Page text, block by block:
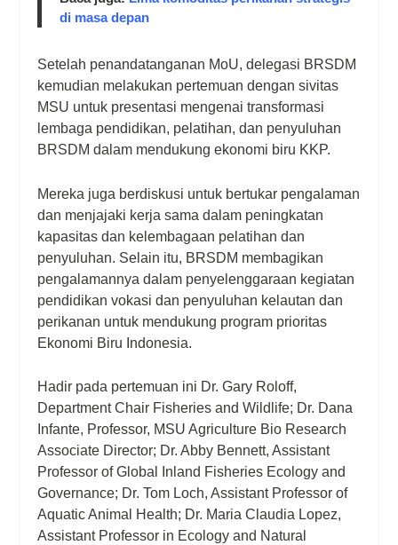
di masa depan
Setelah penandatanganan MoU, delegasi BRSDM
kemudian melakukan pertemuan dengan sivitas
MSU untuk presentasi mengenai transformasi
lembaga pendidikan, pelatihan, dan penyuluhan
BRSDM dalam mendukung ekonomi biru KKP.
Mereka juga berdiskusi untuk bertukar pengalaman
dan menjajaki kerja sama dalam peningkatan
kapasitas dan kelembagaan pelatihan dan
penyuluhan. Selain itu, BRSDM membagikan
pengalamannya dalam penyelenggaraan kegiatan
pendidikan vokasi dan penyuluhan kelautan dan
perikanan untuk mendukung program prioritas
Ekonomi Biru Indonesia.
Hadir pada pertemuan ini Dr. Gary Roloff,
Department Chair Fisheries and Wildlife; Dr. Dana
Infante, Professor, MSU Agriculture Bio Research
Associate Director; Dr. Abby Bennett, Assistant
Professor of Global Inland Fisheries Ecology and
Governance; Dr. Tom Loch, Assistant Professor of
Aquatic Animal Health; Dr. Maria Claudia Lopez,
Assistant Professor in Ecology and Natural